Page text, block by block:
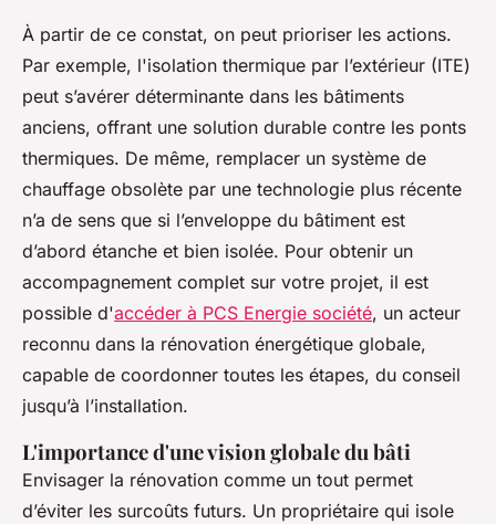
À partir de ce constat, on peut prioriser les actions.
Par exemple, l'isolation thermique par l’extérieur (ITE)
peut s’avérer déterminante dans les bâtiments
anciens, offrant une solution durable contre les ponts
thermiques. De même, remplacer un système de
chauffage obsolète par une technologie plus récente
n’a de sens que si l’enveloppe du bâtiment est
d’abord étanche et bien isolée. Pour obtenir un
accompagnement complet sur votre projet, il est
possible d'accéder à PCS Energie société, un acteur
reconnu dans la rénovation énergétique globale,
capable de coordonner toutes les étapes, du conseil
jusqu’à l’installation.
L'importance d'une vision globale du bâti
Envisager la rénovation comme un tout permet
d’éviter les surcoûts futurs. Un propriétaire qui isole